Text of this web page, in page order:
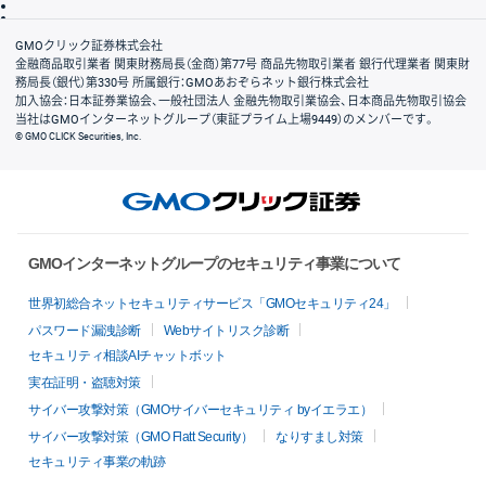
会社案内
GMOクリック証券株式会社
金融商品取引業者 関東財務局長（金商）第77号 商品先物取引業者 銀行代理業者 関東財
務局長（銀代）第330号 所属銀行：GMOあおぞらネット銀行株式会社
加入協会：日本証券業協会、一般社団法人 金融先物取引業協会、日本商品先物取引協会
当社はGMOインターネットグループ（東証プライム上場9449）のメンバーです。
© GMO CLICK Securities, Inc.
GMOインターネットグループのセキュリティ事業について
世界初総合ネットセキュリティサービス「GMOセキュリティ24」
パスワード漏洩診断
Webサイトリスク診断
セキュリティ相談AIチャットボット
実在証明・盗聴対策
サイバー攻撃対策（GMOサイバーセキュリティ byイエラエ）
サイバー攻撃対策（GMO Flatt Security）
なりすまし対策
セキュリティ事業の軌跡